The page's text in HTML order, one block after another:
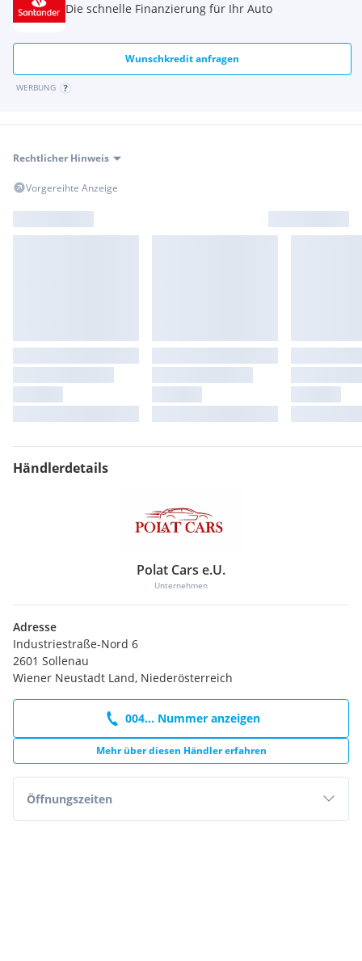
Die schnelle Finanzierung für Ihr Auto
Wunschkredit anfragen
WERBUNG
Rechtlicher Hinweis
Vorgereihte Anzeige
Händlerdetails
Polat Cars e.U.
Unternehmen
Adresse
Industriestraße-Nord 6
2601 Sollenau
Wiener Neustadt Land, Niederösterreich
004... Nummer anzeigen
Mehr über diesen Händler erfahren
Öffnungszeiten